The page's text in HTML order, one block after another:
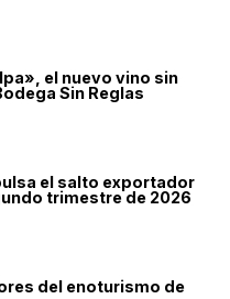
el nuevo vino sin
Sin Reglas
el salto exportador
trimestre de 2026
del enoturismo de